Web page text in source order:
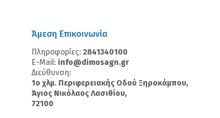
Άμεση Επικοινωνία
Πληροφορίες: 2841340100
E-Mail: info@dimosagn.gr
Διεύθυνση:
1ο χλμ. Περιφερειακής Οδού Ξηροκάμπου,
Άγιος Νικόλαος Λασιθίου,
72100